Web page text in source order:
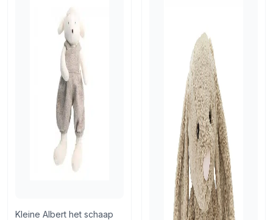
Kleine Albert het schaap